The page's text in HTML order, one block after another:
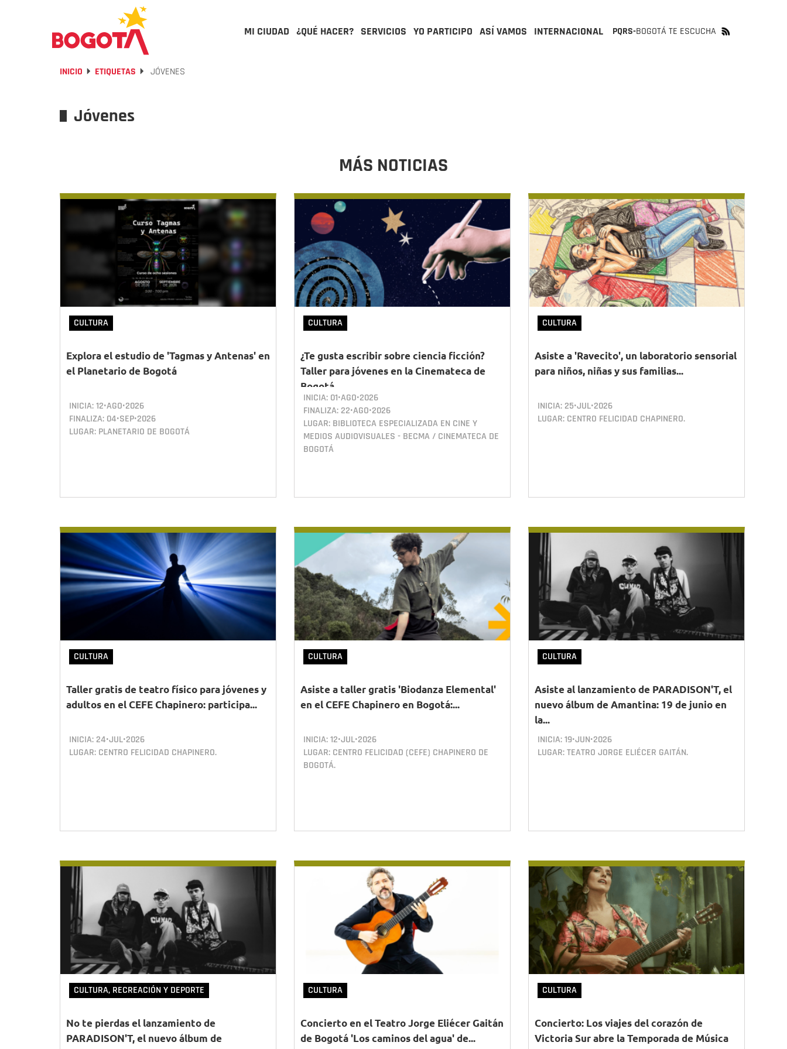
MI CIUDAD ¿QUÉ HACER? SERVICIOS YO PARTICIPO ASÍ VAMOS INTERNACIONAL PQRS-BOGOTÁ TE ESCUCHA
INICIO ETIQUETAS JÓVENES
Jóvenes
MÁS NOTICIAS
CULTURA
Explora el estudio de 'Tagmas y Antenas' en
el Planetario de Bogotá
INICIA:12•AGO•2026
FINALIZA: 04•SEP•2026
LUGAR: PLANETARIO DE BOGOTÁ
CULTURA
¿Te gusta escribir sobre ciencia ficción?
Taller para jóvenes en la Cinemateca de
Bogotá
INICIA: 01•AGO•2026
FINALIZA: 22•AGO•2026
LUGAR: BIBLIOTECA ESPECIALIZADA EN CINE Y
MEDIOS AUDIOVISUALES - BECMA / CINEMATECA DE
BOGOTÁ
CULTURA
Asiste a 'Ravecito', un laboratorio sensorial
para niños, niñas y sus familias...
INICIA: 25•JUL•2026
LUGAR: CENTRO FELICIDAD CHAPINERO.
CULTURA
Taller gratis de teatro físico para jóvenes y
adultos en el CEFE Chapinero: participa...
INICIA: 24•JUL•2026
LUGAR: CENTRO FELICIDAD CHAPINERO.
CULTURA
Asiste a taller gratis 'Biodanza Elemental'
en el CEFE Chapinero en Bogotá:...
INICIA:12•JUL•2026
LUGAR: CENTRO FELICIDAD (CEFE) CHAPINERO DE
BOGOTÁ.
CULTURA
Asiste al lanzamiento de PARADISON'T, el
nuevo álbum de Amantina: 19 de junio en
la...
INICIA:19•JUN•2026
LUGAR: TEATRO JORGE ELIÉCER GAITÁN.
CULTURA, RECREACIÓN Y DEPORTE
No te pierdas el lanzamiento de
PARADISON'T, el nuevo álbum de
CULTURA
Concierto en el Teatro Jorge Eliécer Gaitán
de Bogotá 'Los caminos del agua' de...
CULTURA
Concierto: Los viajes del corazón de
Victoria Sur abre la Temporada de Música